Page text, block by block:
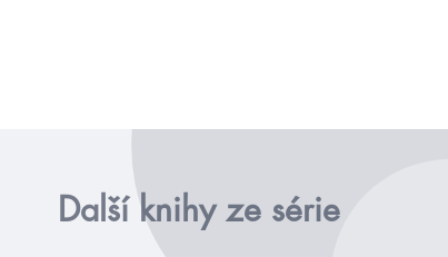
Další knihy ze série